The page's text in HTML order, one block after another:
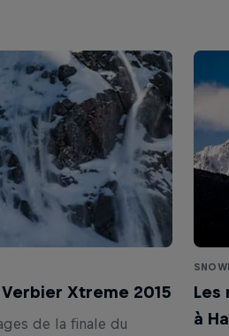
Xtreme 2015
de la finale du
Les
à